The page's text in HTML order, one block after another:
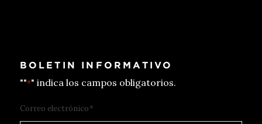
BOLETIN INFORMATIVO
""*" indica los campos obligatorios.
Correo electrónico*